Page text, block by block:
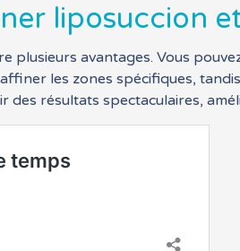
liposuccion
plusieurs avantages. Vous
les zones spécifiques,
des résultats spectaculaires,